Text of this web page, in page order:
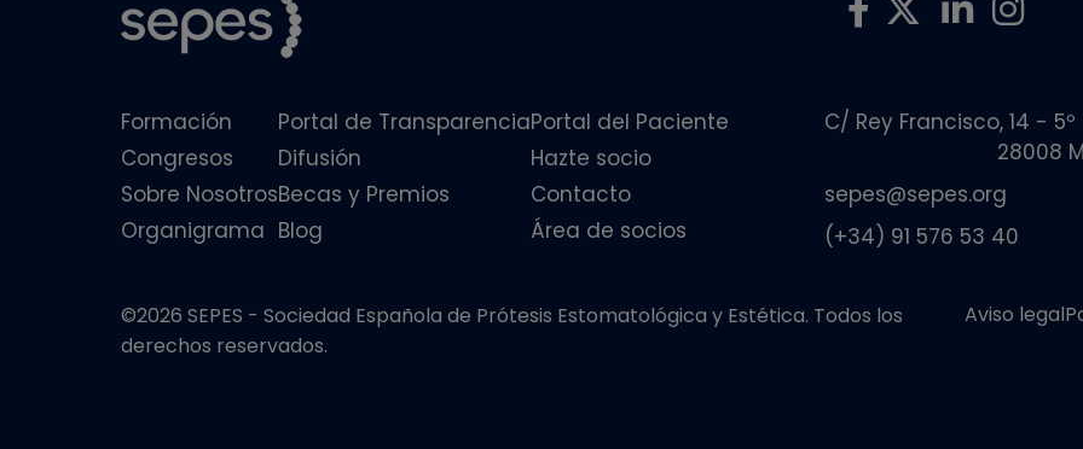
Formación
Congresos
Sobre Nosotros
Organigrama
Portal de Transparencia
Difusión
Becas y Premios
Blog
Portal del Paciente
Hazte socio
Contacto
Área de socios
C/ Rey Francisco, 14 -
28008
sepes@sepes.org
(+34) 91 576 53 40
©2026 SEPES - Sociedad Española de Prótesis Estomatológica y Estética. Todos los
derechos reservados.
Aviso legal